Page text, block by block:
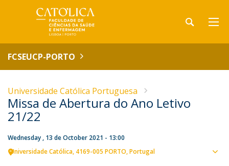
FCSEUCP-PORTO
Universidade Católica Portuguesa
Missa de Abertura do Ano Letivo
21/22
Wednesday , 13 de October 2021 - 13:00
Universidade Católica 4169-005 PORTO Portugal